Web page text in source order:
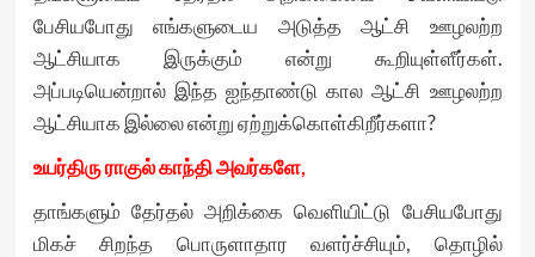
பேசியபோது எங்களுடைய அடுத்த ஆட்சி ஊழலற்ற
ஆட்சியாக இருக்கும் என்று கூறியுள்ளீர்கள்.
அப்படியென்றால் இந்த ஐந்தாண்டு கால ஆட்சி ஊழலற்ற
ஆட்சியாக இல்லை என்று ஏற்றுக்கொள்கிறீர்களா?
உயர்திரு ராகுல் காந்தி அவர்களே,
தாங்களும் தேர்தல் அறிக்கை வெளியிட்டு பேசியபோது
மிகச் சிறந்த பொருளாதார வளர்ச்சியும், தொழில்